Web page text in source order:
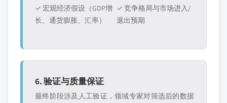
✓ 宏观经济假设（GDP增
长、通货膨胀、汇率）
✓ 竞争格局与市场进入/
退出预期
6. 验证与质量保证
最终阶段涉及人工验证，领域专家对筛选后的数据